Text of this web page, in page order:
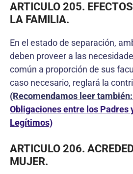
ARTICULO 205.
LA FAMILIA.
En el estado de separación,
deben proveer a las
común a proporción de sus
caso necesario, reglará la
(Recomendamos leer también:
Obligaciones entre los Padres
Legítimos)
ARTICULO 206.
MUJER.